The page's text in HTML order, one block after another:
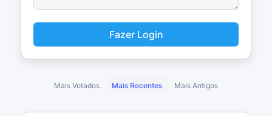
Fazer Login
Mais Votados Mais Recentes Mais Antigos